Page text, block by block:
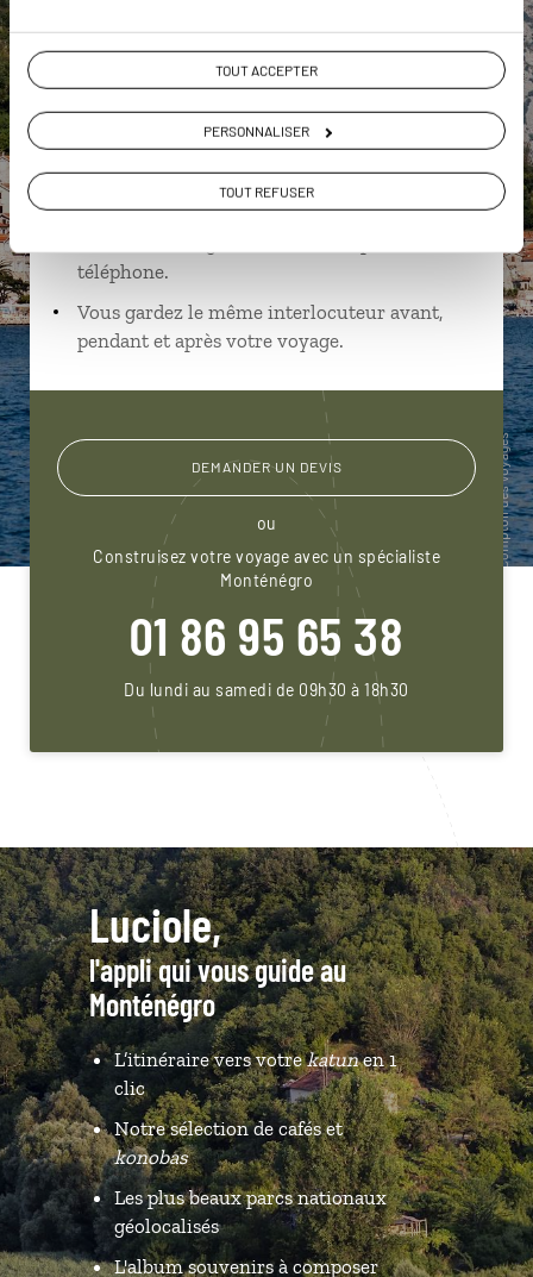
TOUT ACCEPTER
PERSONNALISER
TOUT REFUSER
Suivez vos envies et demandez conseils à nos
spécialistes
Ils sauront organiser votre itinéraire au plus
près de vos envies et de la réalité du pays.
Échangez en face à face ou depuis nos studios
téléphone.
Vous gardez le même interlocuteur avant,
pendant et après votre voyage.
DEMANDER UN DEVIS
ou
Construisez votre voyage avec un spécialiste
Monténégro
01 86 95 65 38
Du lundi au samedi de 09h30 à 18h30
Luciole,
l'appli qui vous guide au
Monténégro
L’itinéraire vers votrekatunen 1
clic
Notre sélection de cafés et
konobas
Les plus beaux parcs nationaux
géolocalisés
L'album souvenirs à composer